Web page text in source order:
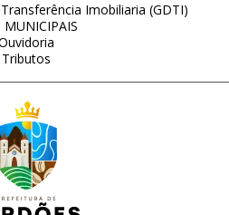
Imobiliaria (GDTI)
MUNICIPAIS
Tributos